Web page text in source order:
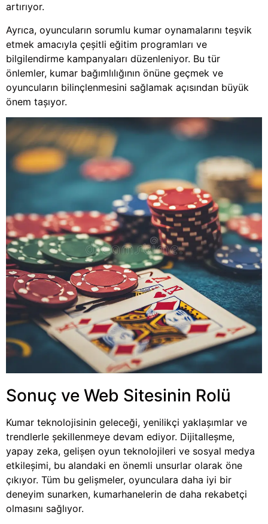
artırıyor.
Ayrıca, oyuncuların sorumlu kumar oynamalarını teşvik
etmek amacıyla çeşitli eğitim programları ve
bilgilendirme kampanyaları düzenleniyor. Bu tür
önlemler, kumar bağımlılığının önüne geçmek ve
oyuncuların bilinçlenmesini sağlamak açısından büyük
önem taşıyor.
Sonuç ve Web Sitesinin Rolü
Kumar teknolojisinin geleceği, yenilikçi yaklaşımlar ve
trendlerle şekillenmeye devam ediyor. Dijitalleşme,
yapay zeka, gelişen oyun teknolojileri ve sosyal medya
etkileşimi, bu alandaki en önemli unsurlar olarak öne
çıkıyor. Tüm bu gelişmeler, oyunculara daha iyi bir
deneyim sunarken, kumarhanelerin de daha rekabetçi
olmasını sağlıyor.